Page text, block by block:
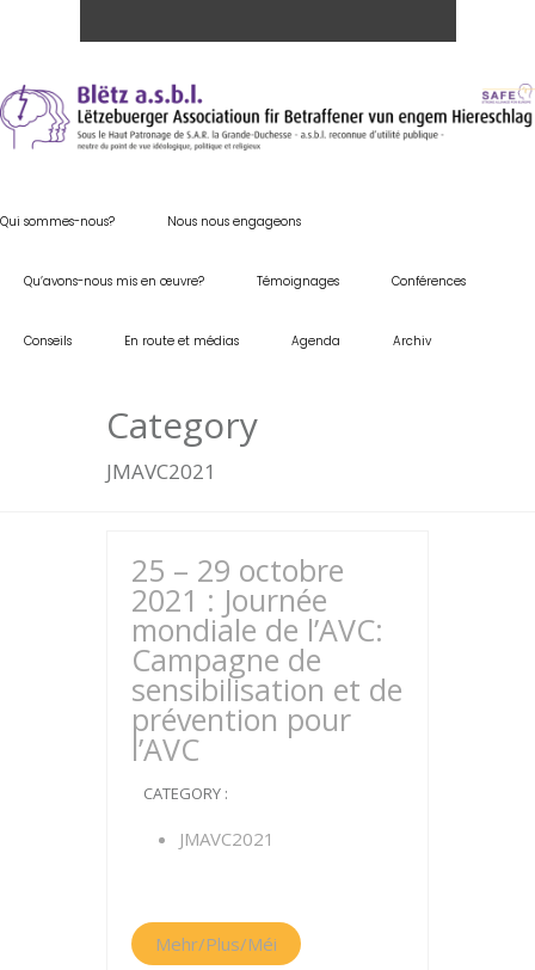
Qui sommes-nous? Nous nous engageons
Qu’avons-nous mis en œuvre? Témoignages Conférences
Conseils En route et médias Agenda Archiv
Category
JMAVC2021
25 – 29 octobre
2021 : Journée
mondiale de l’AVC:
Campagne de
sensibilisation et de
prévention pour
l’AVC
CATEGORY :
JMAVC2021
Mehr/Plus/Méi